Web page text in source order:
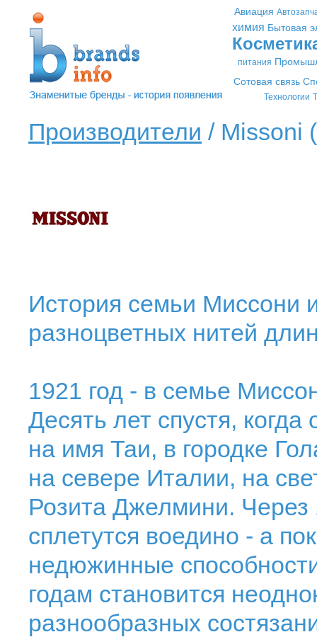
Авиация
химия Бытовая
питания
Сотовая связь
Технологии
Производители / Missoni (
История семьи Миссони
разноцветных нитей
1921 год - в семье
Десять лет спустя,
на имя Таи, в городке
на севере Италии, на
Розита Джелмини. Через
сплетутся воедино - а
недюжинные
годам становится
разнообразных